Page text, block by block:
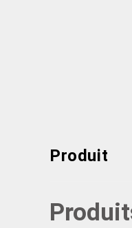
Produit